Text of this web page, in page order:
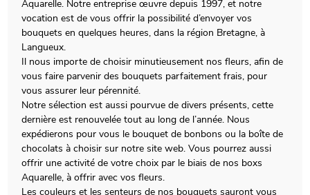
Aquarelle. Notre entreprise œuvre depuis 1997, et notre
vocation est de vous offrir la possibilité d’envoyer vos
bouquets en quelques heures, dans la région Bretagne, à
Langueux.
Il nous importe de choisir minutieusement nos fleurs, afin de
vous faire parvenir des bouquets parfaitement frais, pour
vous assurer leur pérennité.
Notre sélection est aussi pourvue de divers présents, cette
dernière est renouvelée tout au long de l’année. Nous
expédierons pour vous le bouquet de bonbons ou la boîte de
chocolats à choisir sur notre site web. Vous pourrez aussi
offrir une activité de votre choix par le biais de nos boxs
Aquarelle, à offrir avec vos fleurs.
Les couleurs et les senteurs de nos bouquets sauront vous